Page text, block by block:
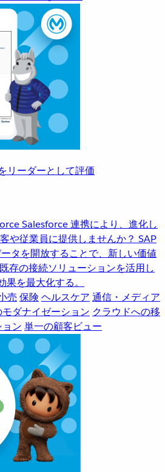
リーダーとして評価
Salesforce 連携により、進化し
や従業員に提供しませんか？ SAP
タを開放することで、新しい価値
既存の接続ソリューションを活用し
を最大化する。
売 保険 ヘルスケア 通信・メディア
ダナイゼーション クラウドへの移
ン 単一の顧客ビュー